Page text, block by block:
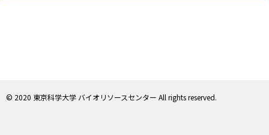
© 2020 東京科学大学 バイオリソースセンター All rights reserved.